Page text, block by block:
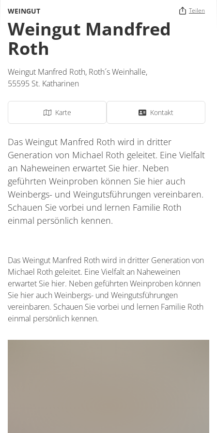
WEINGUT Teilen
Weingut Mandfred
Roth
Weingut Manfred Roth, Roth´s Weinhalle,
55595 St. Katharinen
Karte Kontakt
Das Weingut Manfred Roth wird in dritter
Generation von Michael Roth geleitet. Eine Vielfalt
an Naheweinen erwartet Sie hier. Neben
geführten Weinproben können Sie hier auch
Weinbergs- und Weingutsführungen vereinbaren.
Schauen Sie vorbei und lernen Familie Roth
einmal persönlich kennen.
Das Weingut Manfred Roth wird in dritter Generation von
Michael Roth geleitet. Eine Vielfalt an Naheweinen
erwartet Sie hier. Neben geführten Weinproben können
Sie hier auch Weinbergs- und Weingutsführungen
vereinbaren. Schauen Sie vorbei und lernen Familie Roth
einmal persönlich kennen.